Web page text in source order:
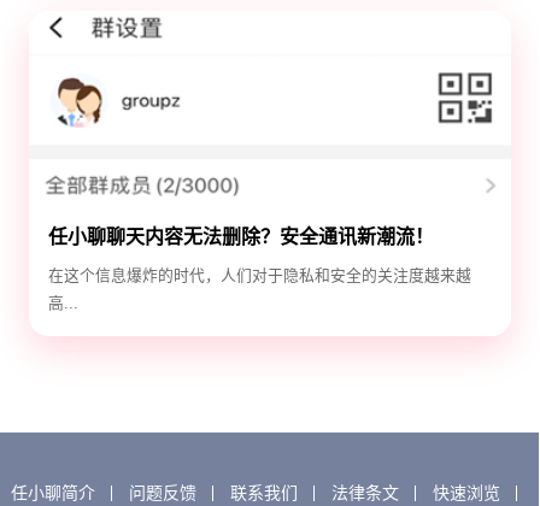
任小聊聊天内容无法删除？安全通讯新潮流！
在这个信息爆炸的时代，人们对于隐私和安全的关注度越来越
高...
任小聊简介 问题反馈 联系我们 法律条文
快速浏览